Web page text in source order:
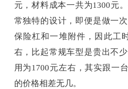
元，材料成本一共为1300元
常独特的设计，即便是做一
保险杠和一堆附件，因此工
右，比起常规车型是贵出不
用为1700元左右，其实跟一
的价格相差无几。